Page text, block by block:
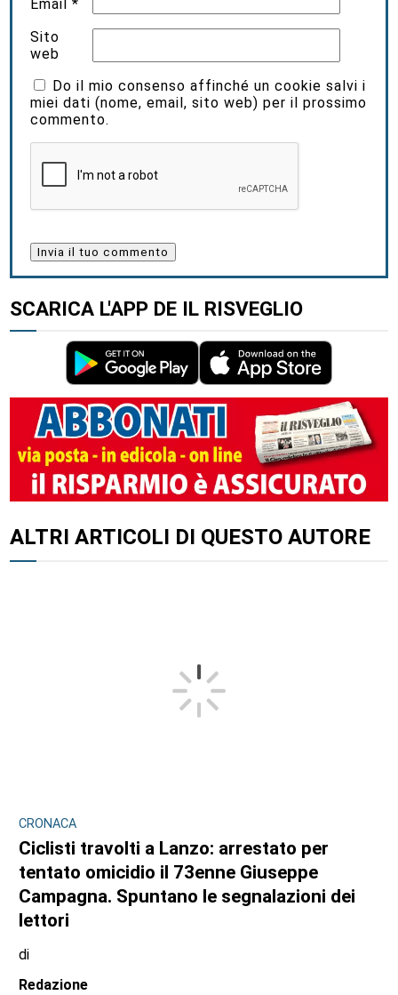
Email*
Sito
web
Do il mio consenso affinché un cookie salvi i
miei dati (nome, email, sito web) per il prossimo
commento.
SCARICA L'APP DE IL RISVEGLIO
ALTRI ARTICOLI DI QUESTO AUTORE
CRONACA
Ciclisti travolti a Lanzo: arrestato per
tentato omicidio il 73enne Giuseppe
Campagna. Spuntano le segnalazioni dei
lettori
di
Redazione